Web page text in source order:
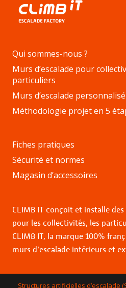
Qui sommes-nous ?
Murs d’escalade pour
particuliers
Murs d’escalade
Méthodologie projet en 5
Fiches pratiques
Sécurité et normes
Magasin d’accessoires
CLIMB IT conçoit et installe des
pour les collectivités, les
CLIMB IT, la marque 100%
murs d’escalade intérieurs et
Structures artificielles d’escalade